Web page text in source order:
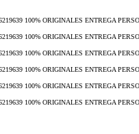
100% ORIGINALES ENTREGA
100% ORIGINALES ENTREGA
100% ORIGINALES ENTREGA
100% ORIGINALES ENTREGA
100% ORIGINALES ENTREGA
100% ORIGINALES ENTREGA